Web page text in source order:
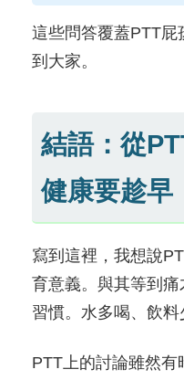
這些問答覆蓋PTT
到大家。
結語：從
健康要趁早
寫到這裡，我想說
育意義。與其等到
習慣。水多喝、飲料
PTT上的討論雖然